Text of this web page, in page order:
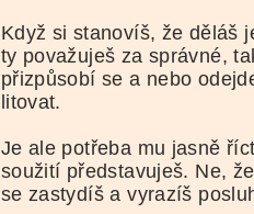
Když si stanovíš, že děláš
ty považuješ za správné,
přizpůsobí se a nebo
litovat.
Je ale potřeba mu jasně
soužití představuješ. Ne,
se zastydíš a vyrazíš